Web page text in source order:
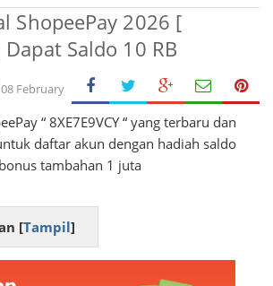
ShopeePay 2026 [
Dapat Saldo 10 RB
08 February
“ 8XE7E9VCY “ yang terbaru dan
daftar akun dengan hadiah saldo
tambahan 1 juta
[Tampil]